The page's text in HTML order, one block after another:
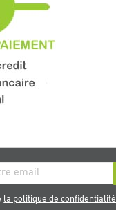
la politique de confidentialité